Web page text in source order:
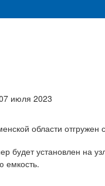
июля 2023
области
будет установлен на
емкость.